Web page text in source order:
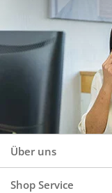
Über uns
Shop Service